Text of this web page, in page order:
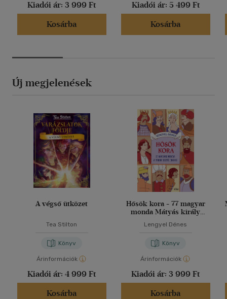
Kiadói ár: 3 999 Ft
Kosárba
Kiadói ár: 5 499 Ft
Kosárba
Új megjelenések
A végső ütközet
Tea Stilton
Könyv
Árinformációk
Kiadói ár: 4 999 Ft
Kosárba
Hősök kora - 77 magyar
monda Mátyás király
Lengyel Dénes
Könyv
Árinformációk
Kiadói ár: 3 999 Ft
Kosárba